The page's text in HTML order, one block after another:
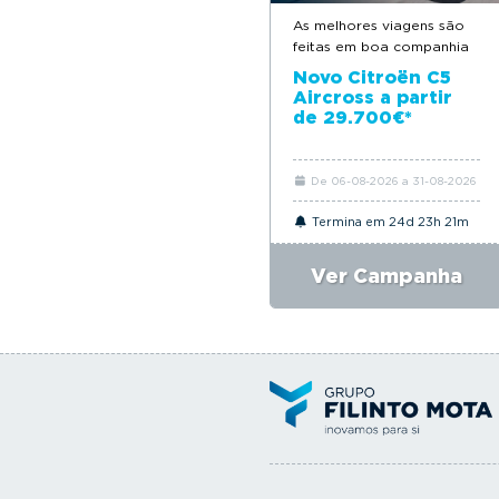
As melhores viagens são
feitas em boa companhia
Novo Citroën C5
Aircross a partir
de 29.700€*
De 06-08-2026 a 31-08-2026
Termina em 24d 23h 21m
Ver Campanha